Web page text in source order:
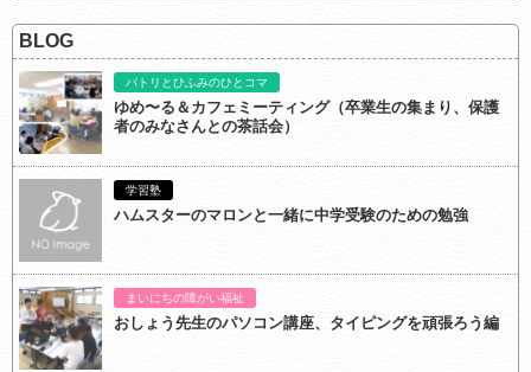
BLOG
パトリとひふみのひとコマ
ゆめ〜る＆カフェミーティング（卒業生の集まり、保護
者のみなさんとの茶話会）
学習塾
ハムスターのマロンと一緒に中学受験のための勉強
まいにちの障がい福祉
おしょう先生のパソコン講座、タイピングを頑張ろう編